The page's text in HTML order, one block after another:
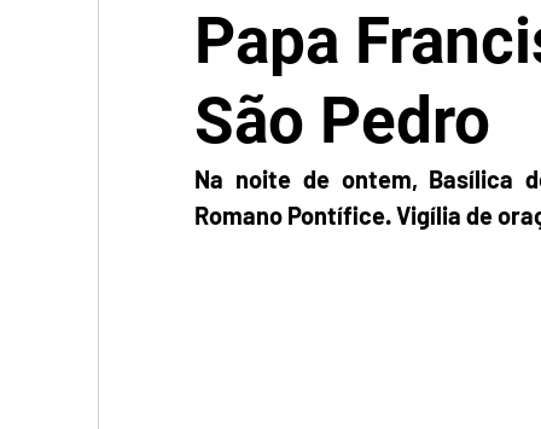
Papa
São Pedro
Na noite de ontem, Basílica
Romano Pontífice. Vigília de